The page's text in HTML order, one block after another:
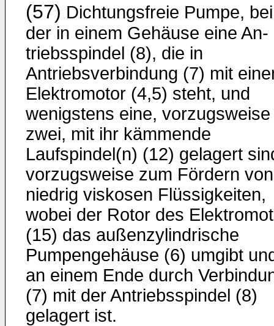
(57) Dichtungsfreie Pumpe, bei
der in einem Gehäuse eine An­
triebsspindel (8), die in
Antriebsverbindung (7) mit
Elektro­motor (4,5) steht, und
wenigstens eine, vorzugsweise
zwei, mit ihr kämmende
Laufspindel(n) (12) gelagert
vorzugsweise zum Fördern von
niedrig viskosen Flüssigkeiten,
wobei der Rotor des
(15) das außenzylindrische
Pumpengehäuse (6) um­gibt
an einem Ende durch
(7) mit der Antriebs­spindel (8)
gelagert ist.